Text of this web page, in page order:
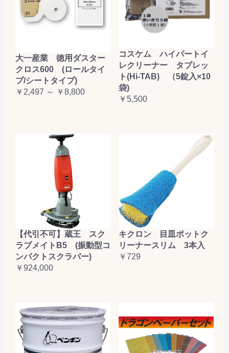
大一産業 徳用ダスター
クロス600 (ロールタイ
プ/シートタイプ)
￥2,497 ～ ￥8,800
コスケム ハイパートイ
レクリーナー タブレッ
ト(Hi-TAB) （5錠入×10
袋)
￥5,500
【代引不可】蔵王 スク
ラブメイトB5 (振動型コ
ンパクトスクラバー)
￥924,000
キクロン 目皿ポットク
リーナースリム 3本入
￥729